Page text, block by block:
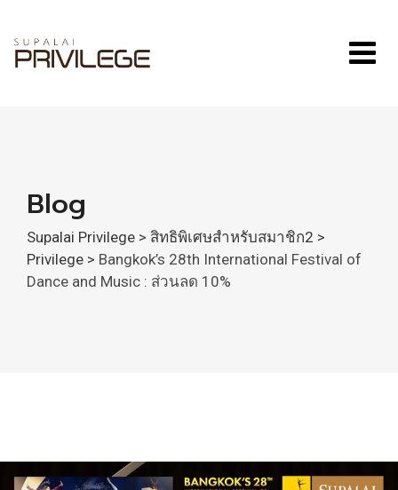
content
Blog
Supalai Privilege > สิทธิพิเศษสำหรับสมาชิก2 >
Privilege > Bangkok’s 28th International Festival of
Dance and Music : ส่วนลด 10%